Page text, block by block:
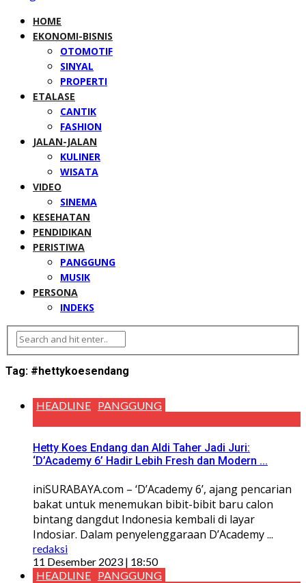
HOME
EKONOMI-BISNIS
OTOMOTIF
SINYAL
PROPERTI
ETALASE
CANTIK
FASHION
JALAN-JALAN
KULINER
WISATA
VIDEO
SINEMA
KESEHATAN
PENDIDIKAN
PERISTIWA
PANGGUNG
MUSIK
PERSONA
INDEKS
Tag: #hettykoesendang
HEADLINE PANGGUNG
Hetty Koes Endang dan Aldi Taher Jadi Juri:
‘D’Academy 6’ Hadir Lebih Fresh dan Modern ...
iniSURABAYA.com – ‘D’Academy 6’, ajang pencarian
bakat untuk menemukan bibit-bibit baru calon
bintang dangdut Indonesia kembali di layar
Indosiar. Dalam penyelenggaraan D’Academy ...
redaksi
11 Desember 2023 | 18:50
HEADLINE PANGGUNG